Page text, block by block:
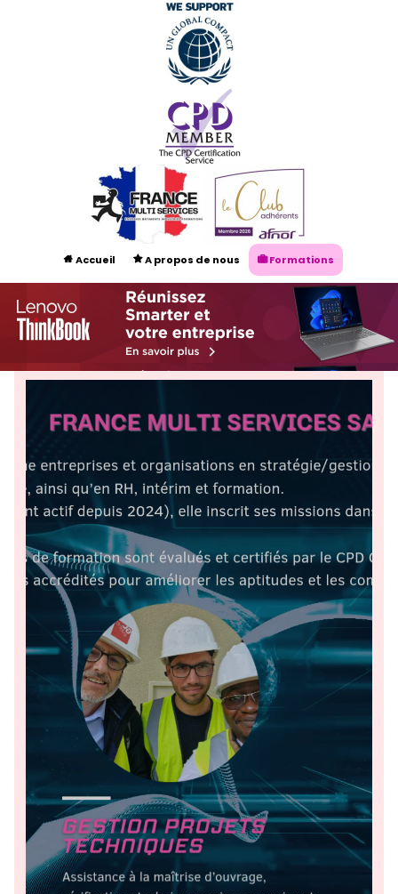
 Accueil A propos de nous Formations
Audit énergétique NF EN 16247 Certification ISO 50001
Nos Experts Contacts Prendre rendez-vous